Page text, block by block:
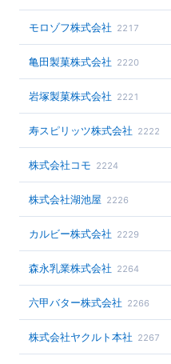
モロゾフ株式会社 2217
亀田製菓株式会社 2220
岩塚製菓株式会社 2221
寿スピリッツ株式会社 2222
株式会社コモ 2224
株式会社湖池屋 2226
カルビー株式会社 2229
森永乳業株式会社 2264
六甲バター株式会社 2266
株式会社ヤクルト本社 2267